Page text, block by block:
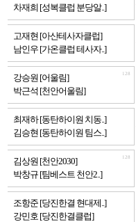
차재희 [성복클럽 분당알..]
고재현 [아산테사자클럽]
남인우 [가온클럽 테사자..]
강승원 [어울림]
박근석 [천안어울림]
128
최재하 [동탄하이원 치동..]
김승현 [동탄하이원 팀스..]
김상원 [천안2030]
박창규 [팀베스트 천안2..]
128
조항준 [당진한결 현대제..]
강민호 [당진한결클럽]